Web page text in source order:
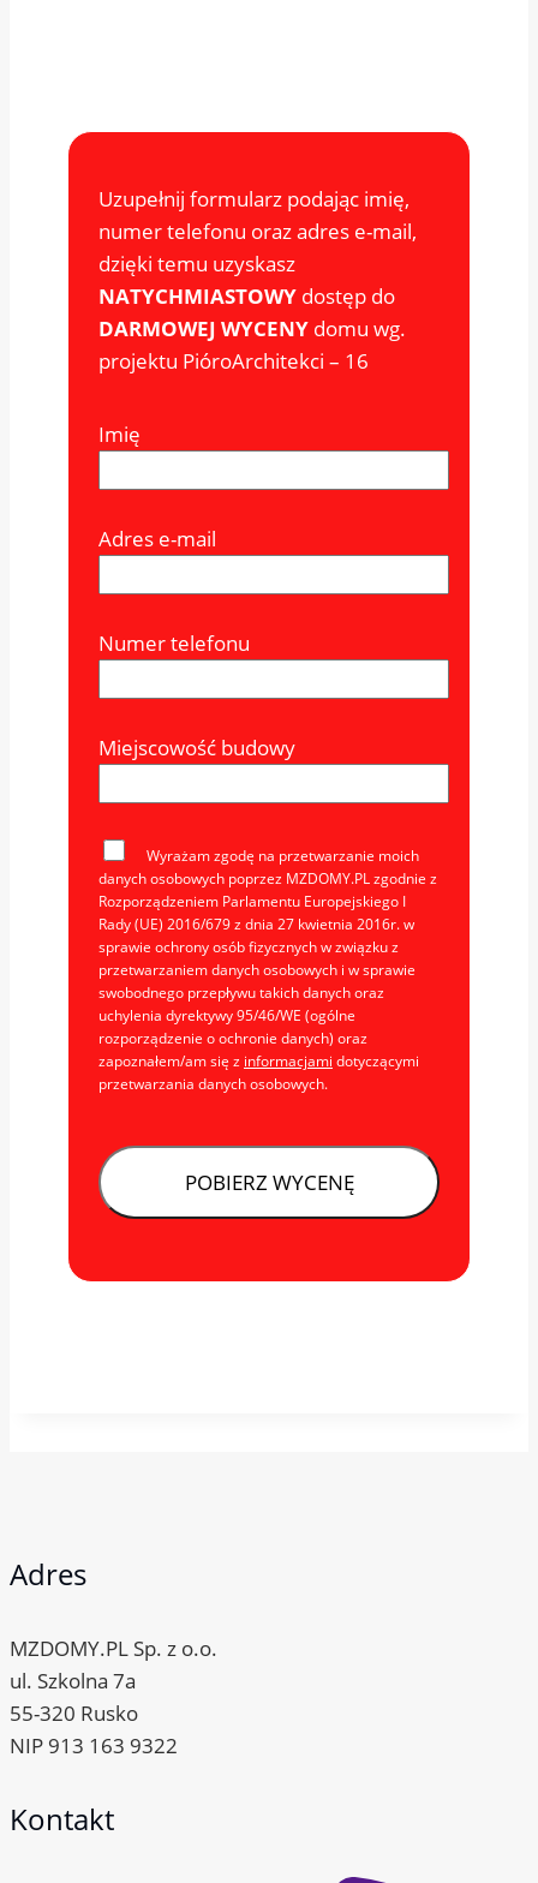
Uzupełnij formularz podając imię,
numer telefonu oraz adres e-mail,
dzięki temu uzyskasz
NATYCHMIASTOWY dostęp do
DARMOWEJ WYCENY domu wg.
projektu PióroArchitekci – 16
Imię
Adres e-mail
Numer telefonu
Miejscowość budowy
Wyrażam zgodę na przetwarzanie moich
danych osobowych poprzez MZDOMY.PL zgodnie z
Rozporządzeniem Parlamentu Europejskiego I
Rady (UE) 2016/679 z dnia 27 kwietnia 2016r. w
sprawie ochrony osób fizycznych w związku z
przetwarzaniem danych osobowych i w sprawie
swobodnego przepływu takich danych oraz
uchylenia dyrektywy 95/46/WE (ogólne
rozporządzenie o ochronie danych) oraz
zapoznałem/am się z informacjami dotyczącymi
przetwarzania danych osobowych.
Adres
MZDOMY.PL Sp. z o.o.
ul. Szkolna 7a
55-320 Rusko
NIP 913 163 9322
Kontakt